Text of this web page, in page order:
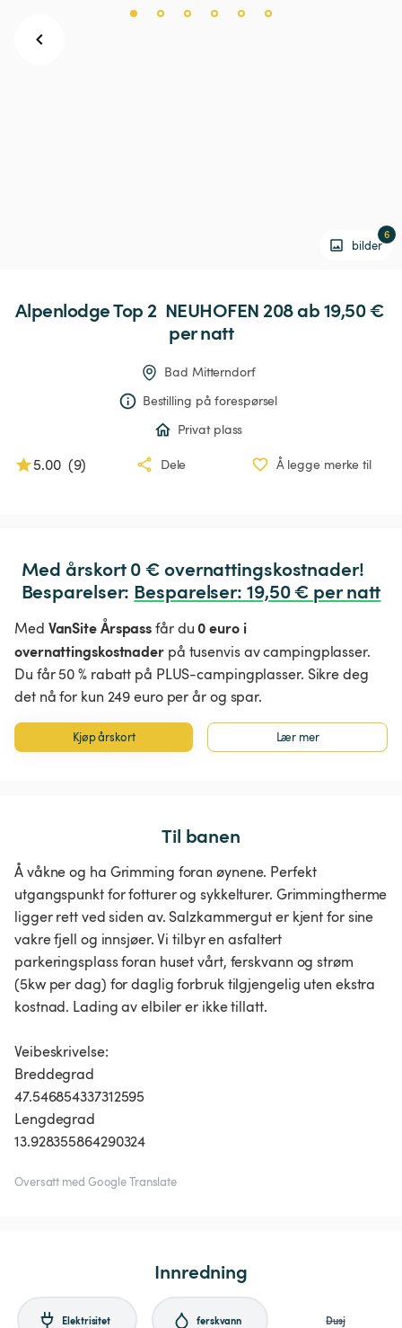
bilder
6
AlpenlodgeTop 2 NEUHOFEN 208 ab 19,50 €
per natt
Bad Mitterndorf
Bestilling på forespørsel
Privat plass
5.00 (9) Dele Å legge merke til
Med årskort 0 € overnattingskostnader!
Besparelser: Besparelser: 19,50 € per natt
Med VanSite Årspassfår du0 euro i
overnattingskostnaderpå tusenvis av campingplasser.
Du får 50 % rabatt på PLUS-campingplasser. Sikre deg
det nå for kun 249 euro per år og spar.
Kjøp årskort Lær mer
Til banen
Å våkne og ha Grimming foran øynene. Perfekt
utgangspunkt for fotturer og sykkelturer. Grimmingtherme
ligger rett ved siden av. Salzkammergut er kjent for sine
vakre fjell og innsjøer. Vi tilbyr en asfaltert
parkeringsplass foran huset vårt, ferskvann og strøm
(5kw per dag) for daglig forbruk tilgjengelig uten ekstra
kostnad. Lading av elbiler er ikke tillatt.
Veibeskrivelse:
Breddegrad
47.546854337312595
Lengdegrad
13.928355864290324
Oversatt med Google Translate
Innredning
Elektrisitet ferskvann Dusj